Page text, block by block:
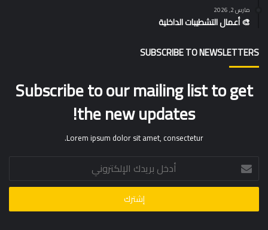
مارس 2, 2026
🎨 أعمال التشطيبات الداخلية
SUBSCRIBE TO NEWSLETTERS
Subscribe to our mailing list to get
the new updates!
Lorem ipsum dolor sit amet, consectetur.
أدخل
بريدك
الإلكتروني